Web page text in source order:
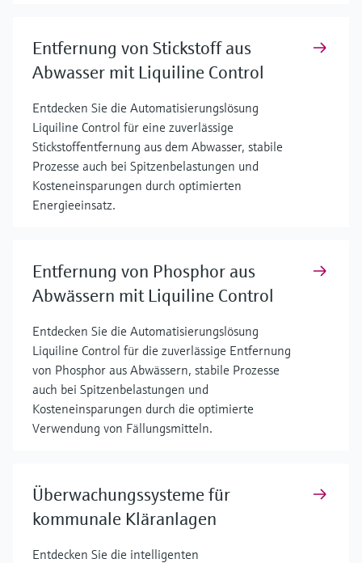
Entfernung von Stickstoff aus
Abwasser mit Liquiline Control
Entdecken Sie die Automatisierungslösung
Liquiline Control für eine zuverlässige
Stickstoffentfernung aus dem Abwasser, stabile
Prozesse auch bei Spitzenbelastungen und
Kosteneinsparungen durch optimierten
Energieeinsatz.
Entfernung von Phosphor aus
Abwässern mit Liquiline Control
Entdecken Sie die Automatisierungslösung
Liquiline Control für die zuverlässige Entfernung
von Phosphor aus Abwässern, stabile Prozesse
auch bei Spitzenbelastungen und
Kosteneinsparungen durch die optimierte
Verwendung von Fällungsmitteln.
Überwachungssysteme für
kommunale Kläranlagen
Entdecken Sie die intelligenten